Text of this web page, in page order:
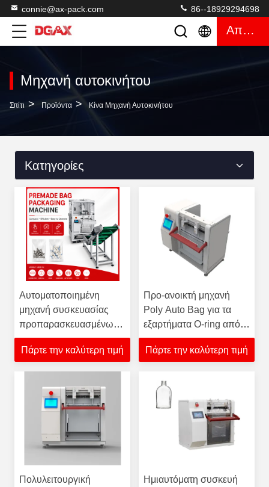
connie@ax-pack.com 86--18929294698
Απόσπασμα
Μηχανή αυτοκινήτου
Σπίτι > Προϊόντα > Κίνα Μηχανή Αυτοκινήτου
Κατηγορίες
Αυτοματοποιημένη
μηχανή συσκευασίας
προπαρασκευασμένων
σακουλιών
Πάρτε την καλύτερη τιμή
Προ-ανοικτή μηχανή
Poly Auto Bag για τα
εξαρτήματα O-ring από
καουτσούκ και σιλικόνη
Πάρτε την καλύτερη τιμή
Πολυλειτουργική
Ημιαυτόματη συσκευή